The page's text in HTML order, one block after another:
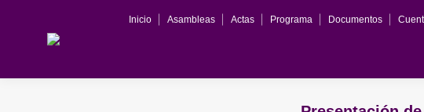
Inicio Asambleas Actas Programa Documentos